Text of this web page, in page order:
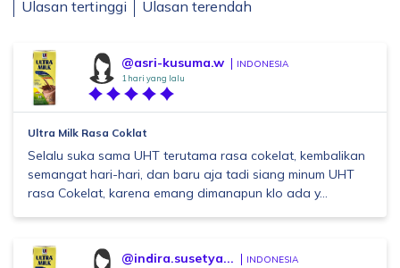
Ulasan tertinggi Ulasan terendah
@asri-kusuma.w INDONESIA
1 hari yang lalu
Ultra Milk Rasa Coklat
Selalu suka sama UHT terutama rasa cokelat, kembalikan
semangat hari-hari, dan baru aja tadi siang minum UHT
rasa Cokelat, karena emang dimanapun klo ada y...
@indira.susetya... INDONESIA